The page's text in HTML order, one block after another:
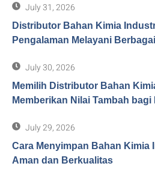
July 31, 2026
Distributor Bahan Kimia
Pengalaman Melayani
July 30, 2026
Memilih Distributor Bahan
Memberikan Nilai Tambah
July 29, 2026
Cara Menyimpan Bahan Kimia
Aman dan Berkualitas